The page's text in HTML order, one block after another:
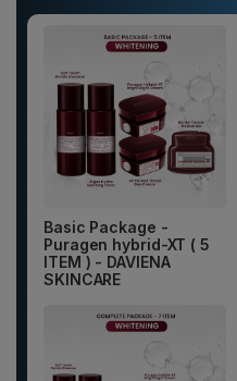
Basic Package -
Puragen hybrid-XT ( 5
ITEM ) - DAVIENA
SKINCARE